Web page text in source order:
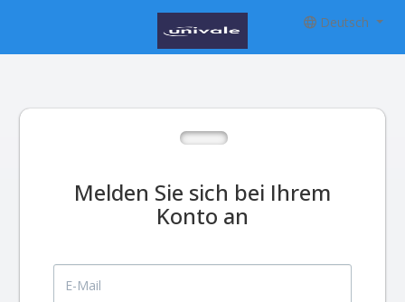
Deutsch
Melden Sie sich bei Ihrem
Konto an
E-Mail